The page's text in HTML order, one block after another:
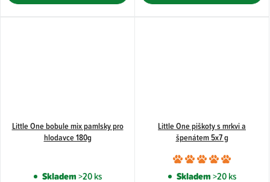
Little One bobule mix pamlsky pro
hlodavce 180g
Skladem>20 ks
Little One piškoty s mrkvi a
špenátem 5x7 g
Skladem>20 ks